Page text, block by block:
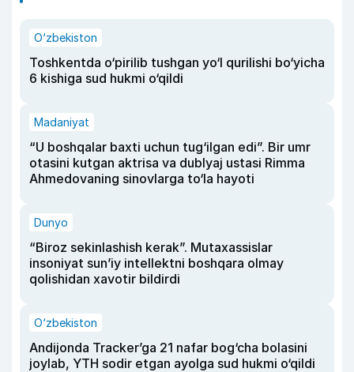
O‘zbekiston
Toshkentda o‘pirilib tushgan yo‘l qurilishi bo‘yicha
6 kishiga sud hukmi o‘qildi
Madaniyat
“U boshqalar baxti uchun tug‘ilgan edi”. Bir umr
otasini kutgan aktrisa va dublyaj ustasi Rimma
Ahmedovaning sinovlarga to‘la hayoti
Dunyo
“Biroz sekinlashish kerak”. Mutaxassislar
insoniyat sun’iy intellektni boshqara olmay
qolishidan xavotir bildirdi
O‘zbekiston
Andijonda Tracker’ga 21 nafar bog‘cha bolasini
joylab, YTH sodir etgan ayolga sud hukmi o‘qildi